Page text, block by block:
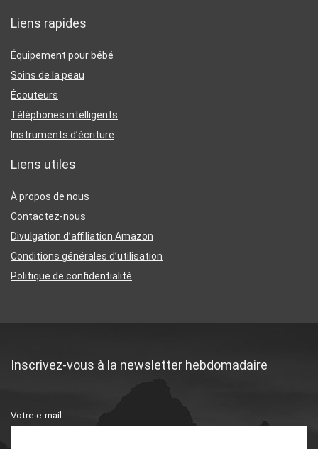
Liens rapides
Équipement pour bébé
Soins de la peau
Écouteurs
Téléphones intelligents
Instruments d’écriture
Liens utiles
À propos de nous
Contactez-nous
Divulgation d’affiliation Amazon
Conditions générales d’utilisation
Politique de confidentialité
Inscrivez-vous à la newsletter hebdomadaire
Votre e-mail